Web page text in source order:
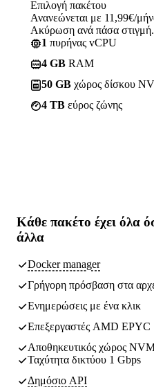
Επιλογή πακέτου
Ανανεώνεται με 11,99€/
Ακύρωση ανά πάσα στιγμή.
1 πυρήνας vCPU
4 GB RAM
50 GB χώρος δίσκου
4 TB εύρος ζώνης
Κάθε πακέτο έχει όλα
άλλα
Docker manager
Γρήγορη πρόσβαση στα
Ενημερώσεις με ένα κλικ
Επεξεργαστές AMD EPYC
Αποθηκευτικός χώρος
Ταχύτητα δικτύου 1 Gbps
Δημόσιο API